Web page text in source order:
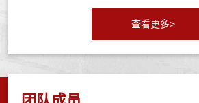
查看更多>